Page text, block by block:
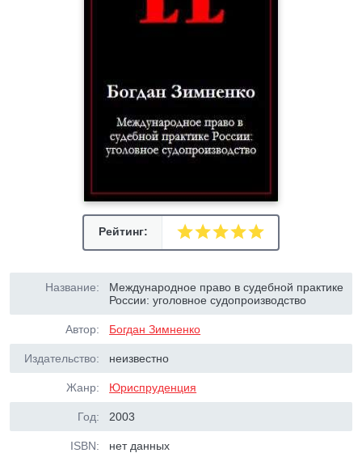
Рейтинг:
Название:
Международное право в судебной практике
России: уголовное судопроизводство
Автор: Богдан Зимненко
Издательство: неизвестно
Жанр: Юриспруденция
Год: 2003
ISBN: нет данных